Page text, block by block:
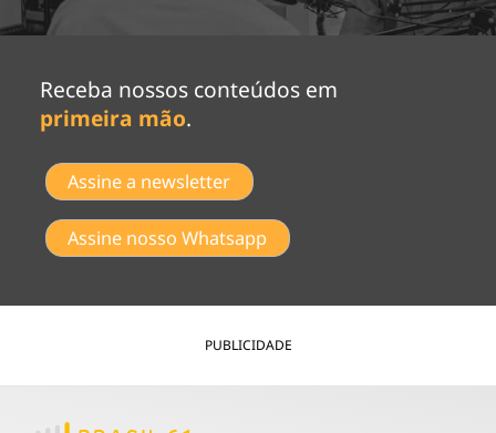
Receba nossos conteúdos em
primeira mão.
Assine a newsletter
Assine nosso Whatsapp
PUBLICIDADE